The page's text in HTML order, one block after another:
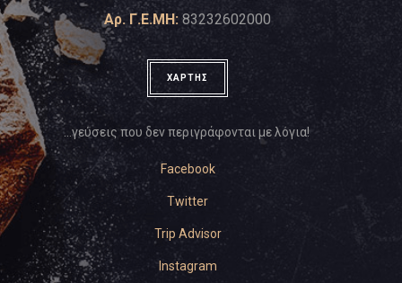
Αρ. Γ.Ε.ΜΗ: 83232602000
ΧΑΡΤΗΣ
…γεύσεις που δεν περιγράφονται με λόγια!
Facebook
Twitter
Trip Advisor
Instagram